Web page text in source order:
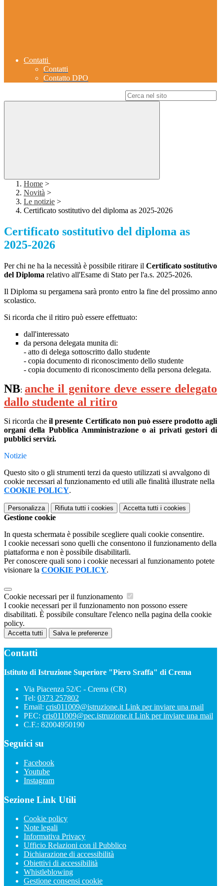
Contatti
Contatti
Contatto DPO
Home >
Novità >
Le notizie >
Certificato sostitutivo del diploma as 2025-2026
Certificato sostitutivo del diploma as
2025-2026
Per chi ne ha la necessità è possibile ritirare il Certificato sostitutivo
del Diploma relativo all'Esame di Stato per l'a.s. 2025-2026.
Il Diploma su pergamena sarà pronto entro la fine del prossimo anno
scolastico.
Si ricorda che il ritiro può essere effettuato:
dall'interessato
da persona delegata munita di:
- atto di delega sottoscritto dallo studente
- copia documento di riconoscimento dello studente
- copia documento di riconoscimento della persona delegata.
NB:anche il genitore deve essere delegato
dallo studente al ritiro
Si ricorda cheil presente Certificato non può essere prodotto agli
organi della Pubblica Amministrazione o ai privati gestori di
pubblici servizi.
Notizie
Questo sito o gli strumenti terzi da questo utilizzati si avvalgono di
cookie necessari al funzionamento ed utili alle finalità illustrate nella
COOKIE POLICY.
Personalizza Rifiuta tutti i cookies Accetta tutti i cookies
Gestione cookie
In questa schermata è possibile scegliere quali cookie consentire.
I cookie necessari sono quelli che consentono il funzionamento della
piattaforma e non è possibile disabilitarli.
Per conoscere quali sono i cookie necessari al funzionamento potete
visionare la COOKIE POLICY.
Cookie necessari per il funzionamento
I cookie necessari per il funzionamento non possono essere
disabilitati. È possibile consultare l'elenco nella pagina della cookie
policy.
Accetta tutti Salva le preferenze
Contatti
Istituto di Istruzione Superiore "Piero Sraffa" di Crema
Via Piacenza 52/C - Crema (CR)
Tel: 0373 257802
Email: cris011009@istruzione.it Link per inviare una mail
PEC: cris011009@pec.istruzione.it Link per inviare una mail
C.F.: 82004950190
Seguici su
Facebook
Youtube
Instagram
Sezione Link Utili
Cookie policy
Note legali
Informativa Privacy
Ufficio Relazioni con il Pubblico
Dichiarazione di accessibilità
Obiettivi di accessibilità
Whistleblowing
Gestione consensi cookie